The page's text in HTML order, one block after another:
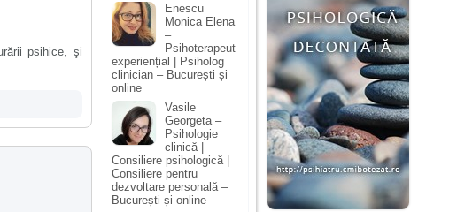
psihice, şi
Enescu
Monica Elena
–
Psihoterapeut
experiențial | Psiholog
clinician – București și
online
Vasile
Georgeta –
Psihologie
clinică |
Consiliere psihologică |
Consiliere pentru
dezvoltare personală –
București și online